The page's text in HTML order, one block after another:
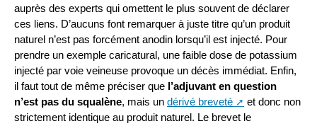
auprès des experts qui omettent le plus souvent de déclarer
ces liens. D’aucuns font remarquer à juste titre qu’un produit
naturel n’est pas forcément anodin lorsqu’il est injecté. Pour
prendre un exemple caricatural, une faible dose de potassium
injecté par voie veineuse provoque un décès immédiat. Enfin,
il faut tout de même préciser que l’adjuvant en question
n’est pas du squalène, mais un dérivé breveté
et donc non
strictement identique au produit naturel. Le brevet le